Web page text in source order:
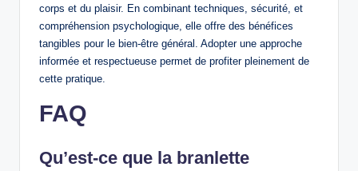
corps et du plaisir. En combinant techniques, sécurité, et
compréhension psychologique, elle offre des bénéfices
tangibles pour le bien-être général. Adopter une approche
informée et respectueuse permet de profiter pleinement de
cette pratique.
FAQ
Qu’est-ce que la branlette